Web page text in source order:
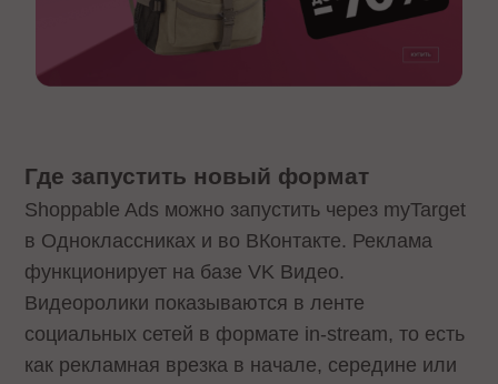
Где запустить новый формат
Shoppable Ads можно запустить через myTarget
в Одноклассниках и во ВКонтакте. Реклама
функционирует на базе VK Видео.
Видеоролики показываются в ленте
социальных сетей в формате in-stream, то есть
как рекламная врезка в начале, середине или